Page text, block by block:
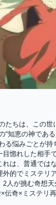
たちは、この
“知恵の神であ
る悩みごとが
惚れした相手
は、普通では
外的でミステリ
2人が挑む奇想
奇×ミステリ